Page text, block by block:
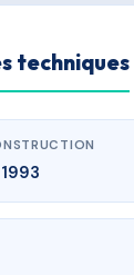
techniques